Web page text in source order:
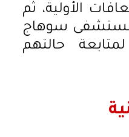
الأولية، ثم
مستشفى سوهاج
حالتهم